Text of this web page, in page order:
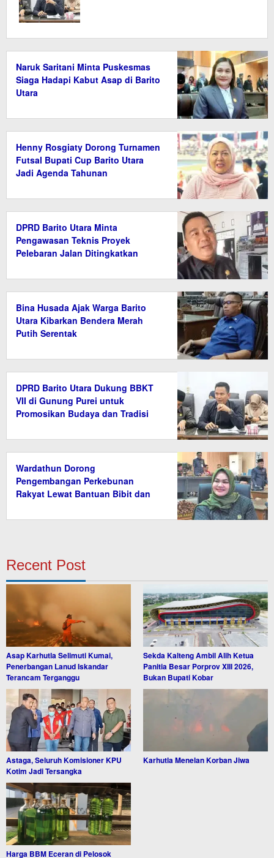
Naruk Saritani Minta Puskesmas
Siaga Hadapi Kabut Asap di Barito
Utara
Henny Rosgiaty Dorong Turnamen
Futsal Bupati Cup Barito Utara
Jadi Agenda Tahunan
DPRD Barito Utara Minta
Pengawasan Teknis Proyek
Pelebaran Jalan Ditingkatkan
Bina Husada Ajak Warga Barito
Utara Kibarkan Bendera Merah
Putih Serentak
DPRD Barito Utara Dukung BBKT
VII di Gunung Purei untuk
Promosikan Budaya dan Tradisi
Wardathun Dorong
Pengembangan Perkebunan
Rakyat Lewat Bantuan Bibit dan
Recent Post
Asap Karhutla Selimuti Kumai,
Penerbangan Lanud Iskandar
Terancam Terganggu
Sekda Kalteng Ambil Alih Ketua
Panitia Besar Porprov XIII 2026,
Bukan Bupati Kobar
Astaga, Seluruh Komisioner KPU
Kotim Jadi Tersangka
Karhutla Menelan Korban Jiwa
Harga BBM Eceran di Pelosok